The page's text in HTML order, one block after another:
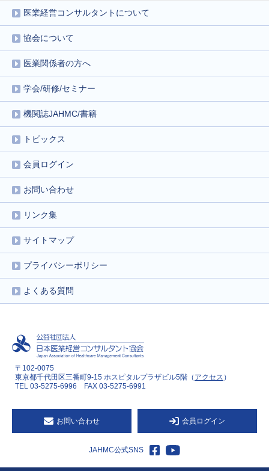
医業経営コンサルタントについて
協会について
医業関係者の方へ
学会/研修/セミナー
機関誌JAHMC/書籍
トピックス
会員ログイン
お問い合わせ
リンク集
サイトマップ
プライバシーポリシー
よくある質問
〒102-0075
東京都千代田区三番町9-15 ホスピタルプラザビル5階（ アクセス ）
TEL 03-5275-6996 FAX 03-5275-6991
お問い合わせ 会員ログイン
JAHMC公式SNS